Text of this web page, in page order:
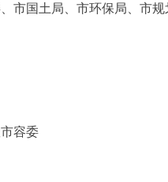
市国土局、市环保局、市规
容委